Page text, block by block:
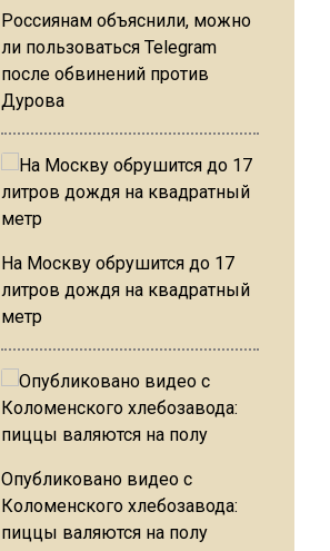
Россиянам объяснили, можно
ли пользоваться Telegram
после обвинений против
Дурова
На Москву обрушится до 17
литров дождя на квадратный
метр
Опубликовано видео с
Коломенского хлебозавода:
пиццы валяются на полу